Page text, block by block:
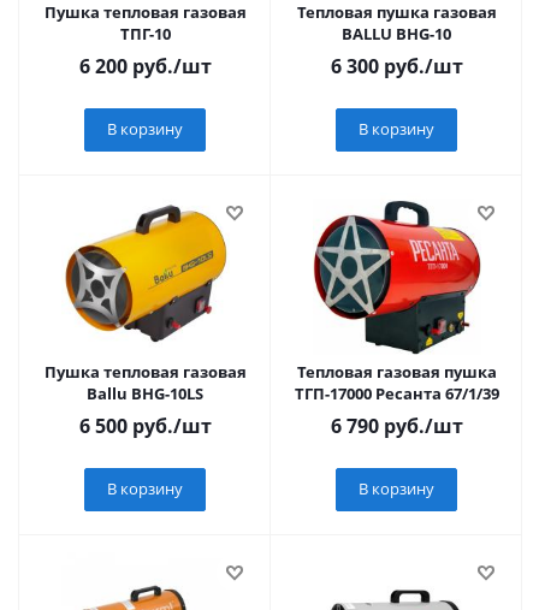
Пушка тепловая газовая
ТПГ-10
6 200руб./шт
В корзину
Тепловая пушка газовая
BALLU ВНG-10
6 300руб./шт
В корзину
Пушка тепловая газовая
Ballu BHG-10LS
6 500руб./шт
В корзину
Тепловая газовая пушка
ТГП-17000 Ресанта 67/1/39
6 790руб./шт
В корзину